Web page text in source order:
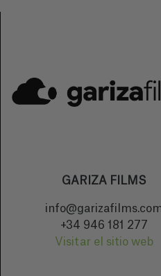
GARIZA FILMS
+34 946 181 277
Visitar el sitio web